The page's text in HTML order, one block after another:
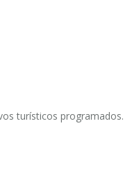
turísticos programados.